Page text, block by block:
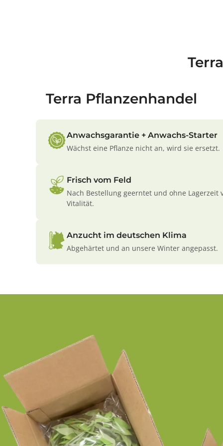
Terra Pflanzenhandel
Anwachsgarantie + Anwachs-Starter
Wächst eine Pflanze nicht an, wird sie ersetzt.
Frisch vom Feld
Nach Bestellung geerntet und ohne Lagerzeit
Vitalität.
Anzucht im deutschen Klima
Abgehärtet und an unsere Winter angepasst.